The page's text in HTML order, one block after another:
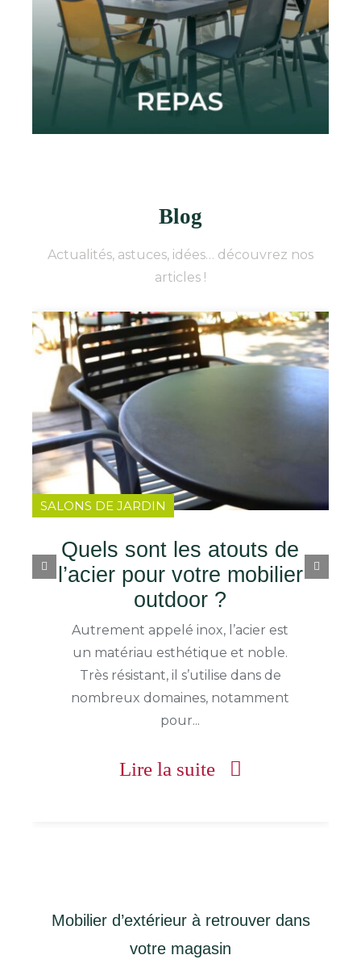
Blog
Actualités, astuces, idées… découvrez nos
articles !
SALONS DE JARDIN
Mobilier extérieur design pour
s’évader depuis son jardin
Le jardin est un lieu propice à la
relaxation, à l’émerveillement et au
bien-être. Véritable lieu de
villégiature, le...
Lire la suite